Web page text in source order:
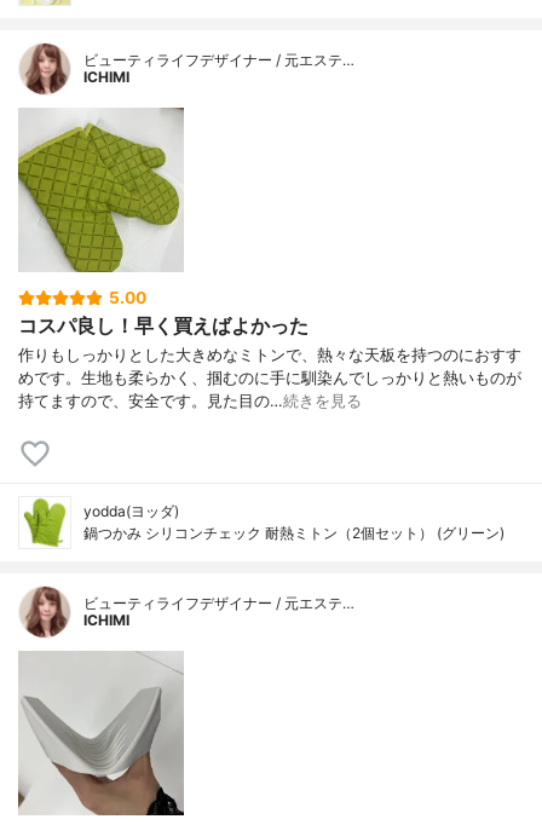
ビューティライフデザイナー / 元エステ…
ICHIMI
5.00
コスパ良し！早く買えばよかった
作りもしっかりとした大きめなミトンで、熱々な天板を持つのにおすす
めです。生地も柔らかく、掴むのに手に馴染んでしっかりと熱いものが
持てますので、安全です。見た目の…続きを見る
yodda(ヨッダ)
鍋つかみ シリコンチェック 耐熱ミトン（2個セット） (グリーン)
ビューティライフデザイナー / 元エステ…
ICHIMI